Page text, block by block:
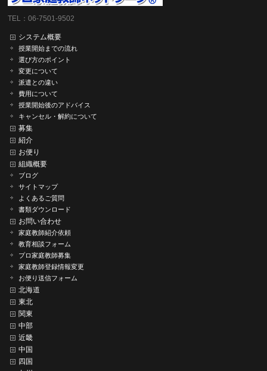
TEL：06-7501-9502
システム概要
授業開始までの流れ
選び方のポイント
変更について
派遣との違い
費用について
授業開始後のアドバイス
キャンセル・解約について
募集
紹介
お便り
組織概要
ブログ
サイトマップ
よくあるご質問
書類ダウンロード
お問い合わせ
家庭教師紹介依頼
教育相談フォーム
プロ家庭教師募集
家庭教師登録情報変更
お便り送信フォーム
北海道
東北
関東
中部
近畿
中国
四国